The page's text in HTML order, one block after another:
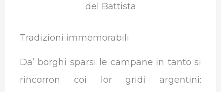
del Battista
Tradizioni immemorabili
Da’ borghi sparsi le campane in tanto si
rincorron coi lor gridi argentini: